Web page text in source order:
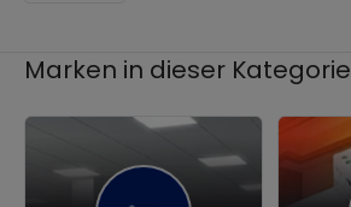
Marken in dieser Kategorie